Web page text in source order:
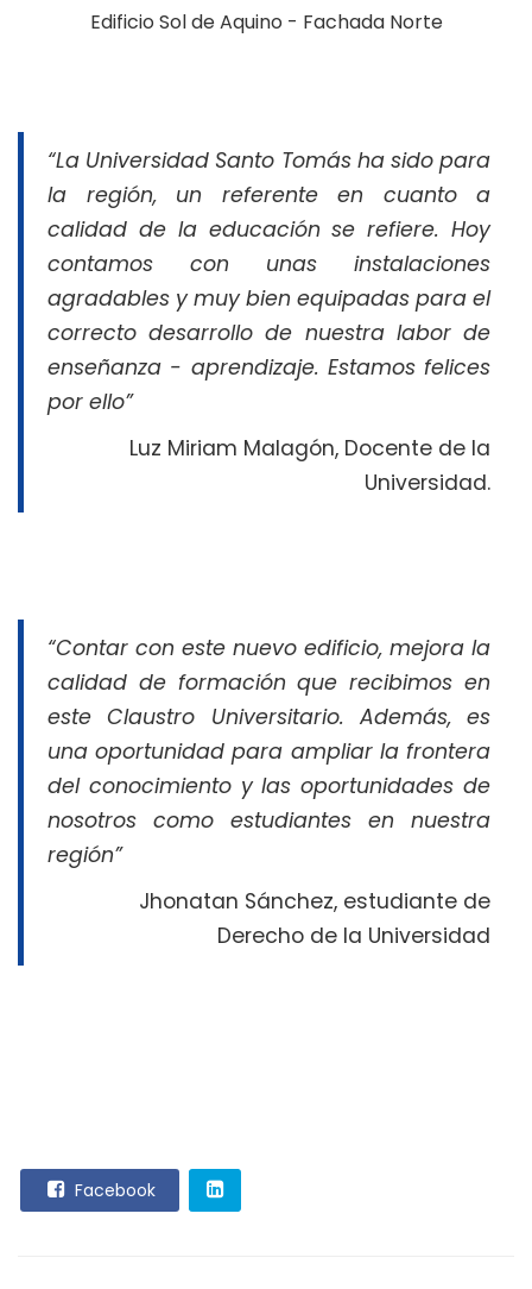
Edificio Sol de Aquino - Fachada Norte
“La Universidad Santo Tomás ha sido para
la región, un referente en cuanto a
calidad de la educación se refiere. Hoy
contamos con unas instalaciones
agradables y muy bien equipadas para el
correcto desarrollo de nuestra labor de
enseñanza - aprendizaje. Estamos felices
por ello”
Luz Miriam Malagón, Docente de la
Universidad.
“Contar con este nuevo edificio, mejora la
calidad de formación que recibimos en
este Claustro Universitario. Además, es
una oportunidad para ampliar la frontera
del conocimiento y las oportunidades de
nosotros como estudiantes en nuestra
región”
Jhonatan Sánchez, estudiante de
Derecho de la Universidad
Facebook